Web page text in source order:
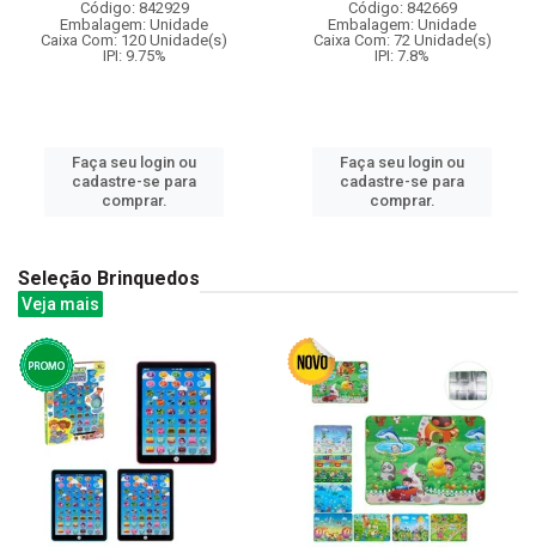
Código: 842929
Embalagem: Unidade
Caixa Com: 120 Unidade(s)
IPI: 9.75%
Faça seu login ou
cadastre-se para
comprar.
Código: 842669
Embalagem: Unidade
Caixa Com: 72 Unidade(s)
IPI: 7.8%
Faça seu login ou
cadastre-se para
comprar.
Seleção Brinquedos
Veja mais